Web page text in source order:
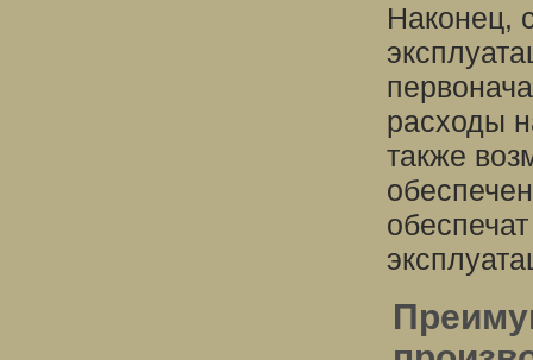
Наконец,
расходы
также